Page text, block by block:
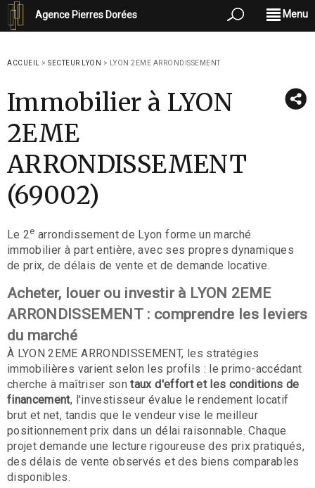
Agence Pierres Dorées Menu
ACCUEIL > SECTEUR LYON > LYON 2EME ARRONDISSEMENT
Immobilier à LYON
2EME
ARRONDISSEMENT
(69002)
Le 2e arrondissement de Lyon forme un marché
immobilier à part entière, avec ses propres dynamiques
de prix, de délais de vente et de demande locative.
Acheter, louer ou investir à LYON 2EME
ARRONDISSEMENT : comprendre les leviers
du marché
À LYON 2EME ARRONDISSEMENT, les stratégies
immobilières varient selon les profils : le primo-accédant
cherche à maîtriser sontaux d'effort et les conditions de
financement, l'investisseur évalue le rendement locatif
brut et net, tandis que le vendeur vise le meilleur
positionnement prix dans un délai raisonnable. Chaque
projet demande une lecture rigoureuse des prix pratiqués,
des délais de vente observés et des biens comparables
disponibles.